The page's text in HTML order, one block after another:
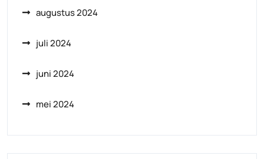
augustus 2024
juli 2024
juni 2024
mei 2024